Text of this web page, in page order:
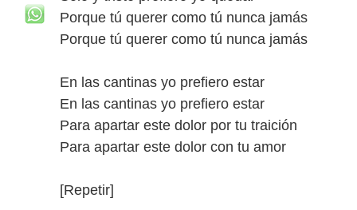
Porque tú querer como tú nunca jamás
Porque tú querer como tú nunca jamás
En las cantinas yo prefiero estar
En las cantinas yo prefiero estar
Para apartar este dolor por tu traición
Para apartar este dolor con tu amor
[Repetir]